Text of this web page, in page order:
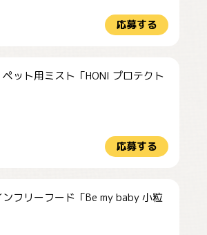
応募する
ット用ミスト「HONI プロテクト
応募する
フリーフード「Be my baby 小粒